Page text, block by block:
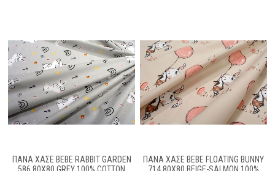
ΠΆΝΑ ΧΑΣΈ BEBE RABBIT GARDEN
ΠΆΝΑ ΧΑΣΈ BEBE FLOATING BUNNY